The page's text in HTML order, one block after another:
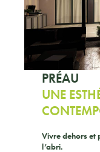
PRÉAU
UNE
Vivre dehors et
l’abri.